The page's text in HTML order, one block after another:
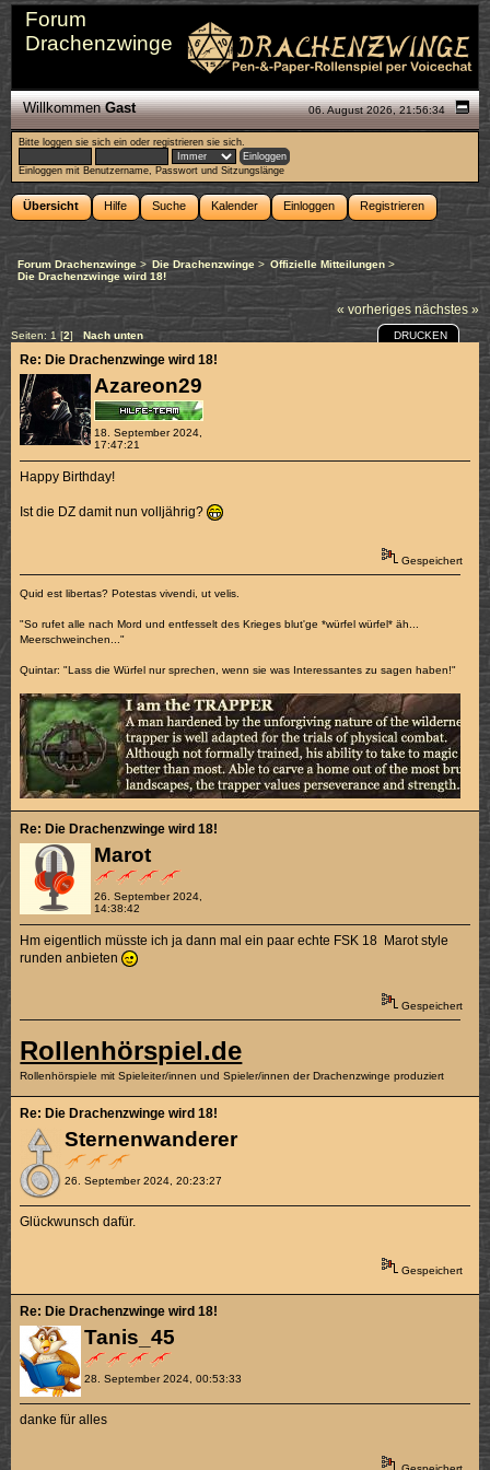
Forum
Drachenzwinge
06. August 2026, 21:56:34
WillkommenGast
Bitte loggen sie sich ein oderregistrieren sie sich.
Einloggen mit Benutzername, Passwort und Sitzungslänge
Übersicht Hilfe Suche Kalender Einloggen Registrieren
Forum Drachenzwinge > Die Drachenzwinge> Offizielle Mitteilungen>
Die Drachenzwinge wird 18!
« vorheriges nächstes »
Seiten: 1 [2] Nach unten DRUCKEN
Azareon29
18. September 2024,
17:47:21
Re: Die Drachenzwinge wird 18!
Happy Birthday!
Ist die DZ damit nun volljährig?
Gespeichert
Quid est libertas? Potestas vivendi, ut velis.
"So rufet alle nach Mord und entfesselt des Krieges blut'ge *würfel würfel* äh...
Meerschweinchen..."
Quintar: "Lass die Würfel nur sprechen, wenn sie was Interessantes zu sagen haben!"
Marot
26. September 2024,
14:38:42
Re: Die Drachenzwinge wird 18!
Hm eigentlich müsste ich ja dann mal ein paar echte FSK 18 Marot style
runden anbieten
Gespeichert
Rollenhörspiel.de
Rollenhörspiele mit Spieleiter/innen und Spieler/innen der Drachenzwinge produziert
Sternenwanderer
26. September 2024, 20:23:27
Re: Die Drachenzwinge wird 18!
Glückwunsch dafür.
Gespeichert
Tanis_45
28. September 2024, 00:53:33
Re: Die Drachenzwinge wird 18!
danke für alles